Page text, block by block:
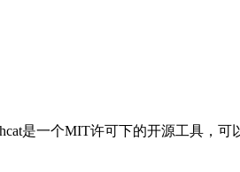
是一个MIT许可下的开源工具，可